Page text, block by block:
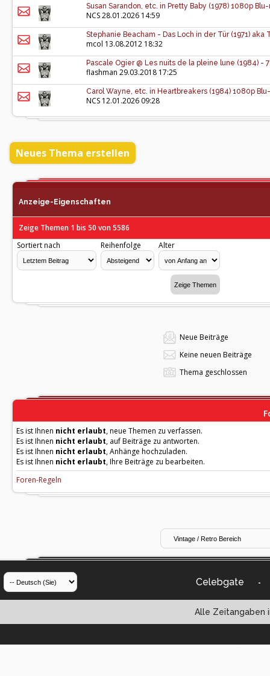
Susan Sarandon, etc. in Pretty Baby (1978) 1080p
NCS28.01.2026 14:59
Stephanie Beacham - Das Loch in der Tür (1971) aka
mcol 13.08.2012 18:32
Pascale Ogier @ Les nuits de la pleine lune (1984) -
flashman 29.03.2018 17:25
Carol Wayne, etc. in Heartbreakers (1984) 1080p
NCS 12.01.2026 09:28
Neues Thema erstellen
Anzeige-Eigenschaften
Zeige Themen 1 bis 50 von 5586
Sortiert nach
Reihenfolge Alter
Neue Beiträge
Keine neuen Beiträge
Thema geschlossen
Es ist Ihnen nicht erlaubt, neue Themen zu verfassen.
Es ist Ihnen nicht erlaubt, auf Beiträge zu antworten.
Es ist Ihnen nicht erlaubt, Anhänge hochzuladen.
Es ist Ihnen nicht erlaubt, Ihre Beiträge zu bearbeiten.
Foren-Regeln
Celebgate -
Alle Zeitangaben